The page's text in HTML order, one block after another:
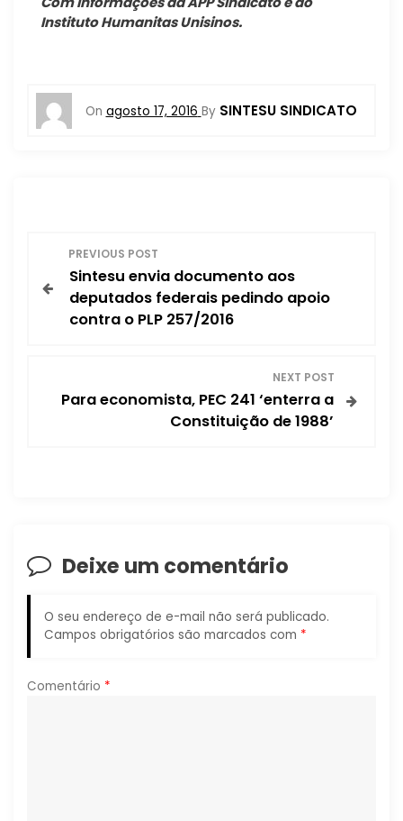
Instituto Humanitas Unisinos.
On agosto 17, 2016 By SINTESU SINDICATO
a
o
d
e
P
PREVIOUS POST
Sintesu envia documento aos
deputados federais pedindo apoio
contra o PLP 257/2016
NEXT POST
Para economista, PEC 241 ‘enterra a
Constituição de 1988’
Deixe um comentário
O seu endereço de e-mail não será publicado.
Campos obrigatórios são marcados com *
Comentário *